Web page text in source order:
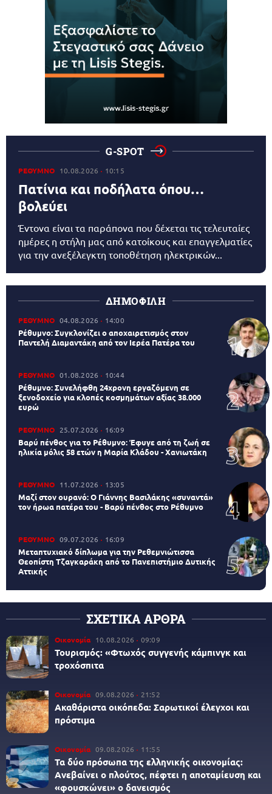
G-SPOT
ΡΕΘΥΜΝΟ 10.08.2026 10:15
Πατίνια και ποδήλατα όπου…
βολεύει
Έντονα είναι τα παράπονα που δέχεται τις τελευταίες
ημέρες η στήλη μας από κατοίκους και επαγγελματίες
για την ανεξέλεγκτη τοποθέτηση ηλεκτρικών...
ΔΗΜΟΦΙΛΗ
ΡΕΘΥΜΝΟ 04.08.2026 14:00
Ρέθυμνο: Συγκλονίζει ο αποχαιρετισμός στον
Παντελή Διαμαντάκη από τον Ιερέα Πατέρα του
ΡΕΘΥΜΝΟ 01.08.2026 10:44
Ρέθυμνο: Συνελήφθη 24χρονη εργαζόμενη σε
ξενοδοχείο για κλοπές κοσμημάτων αξίας 38.000
ευρώ
ΡΕΘΥΜΝΟ 25.07.2026 16:09
Βαρύ πένθος για το Ρέθυμνο: Έφυγε από τη ζωή σε
ηλικία μόλις 58 ετών η Μαρία Κλάδου - Χανιωτάκη
ΡΕΘΥΜΝΟ 11.07.2026 13:05
Μαζί στον ουρανό: Ο Γιάννης Βασιλάκης «συναντά»
τον ήρωα πατέρα του - Βαρύ πένθος στο Ρέθυμνο
ΡΕΘΥΜΝΟ 09.07.2026 16:09
Μεταπτυχιακό δίπλωμα για την Ρεθεμνιώτισσα
Θεοπίστη Τζαγκαράκη από το Πανεπιστήμιο Δυτικής
Αττικής
ΣΧΕΤΙΚΑ ΑΡΘΡΑ
Οικονομία 10.08.2026 09:09
Τουρισμός: «Φτωχός συγγενής κάμπινγκ και
τροχόσπιτα
Οικονομία 09.08.2026 21:52
Ακαθάριστα οικόπεδα: Σαρωτικοί έλεγχοι και
πρόστιμα
Οικονομία 09.08.2026 11:55
Τα δύο πρόσωπα της ελληνικής οικονομίας:
Aνεβαίνει ο πλούτος, πέφτει η αποταμίευση και
«φουσκώνει» ο δανεισμός